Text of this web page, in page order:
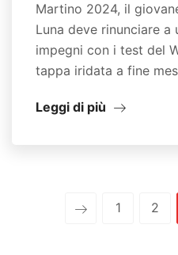
Martino 2024, il
Luna deve rinunciare
impegni con i test del
tappa iridata a fine
Leggi di più
1 2